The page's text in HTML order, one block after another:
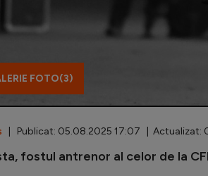
FOTO(3)
| Publicat: 05.08.2025 17:07 | Actualizat:
fostul antrenor al celor de la